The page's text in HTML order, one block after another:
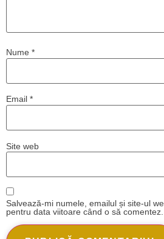
Nume *
Email *
Site web
Salvează-mi numele, emailul și site-ul
pentru data viitoare când o să comentez.